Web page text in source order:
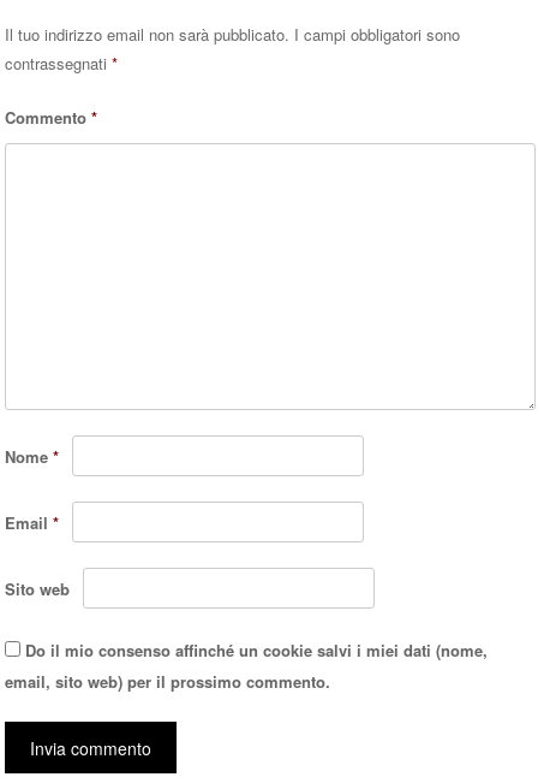
Il tuo indirizzo email non sarà pubblicato. I campi obbligatori sono
contrassegnati*
Commento*
Nome*
Email*
Sito web
Do il mio consenso affinché un cookie salvi i miei dati (nome,
email, sito web) per il prossimo commento.